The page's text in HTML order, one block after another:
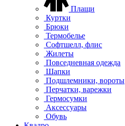
Плащи
Куртки
Брюки
Термобелье
Софтшелл, флис
Жилеты
Повседневная одежда
Шапки
Подшлемники, вороты
Перчатки, варежки
Гермосумки
Аксессуары
Обувь